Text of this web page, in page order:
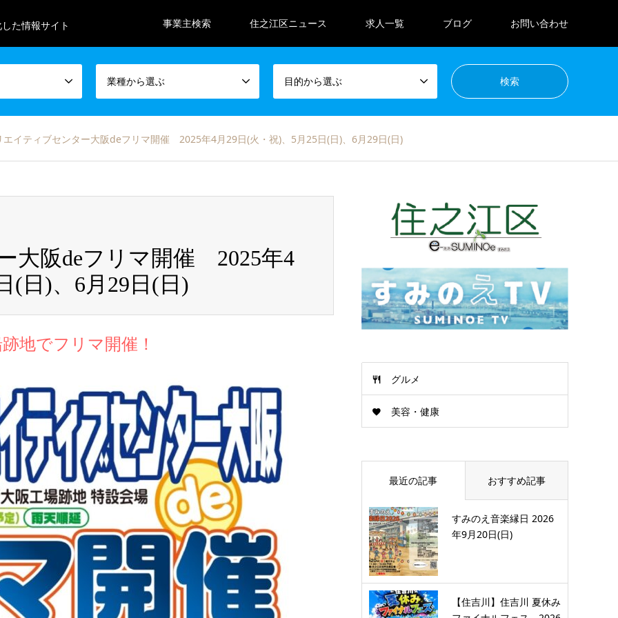
た情報サイト 事業主検索 住之江区ニュース 求人一覧 ブログ お問い合わせ
業種から選ぶ 目的から選ぶ
エイティブセンター大阪deフリマ開催 2025年4月29日(火・祝)、5月25日(日)、6月29日(日)
大阪deフリマ開催 2025年4
(日)、6月29日(日)
地でフリマ開催！
グルメ
美容・健康
最近の記事 おすすめ記事
すみのえ音楽縁日 2026
年9月20日(日)
【住吉川】住吉川 夏休み